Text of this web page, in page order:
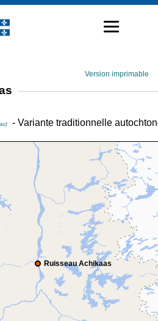
Version imprimable
- Variante traditionnelle
Ruisseau Achikaas